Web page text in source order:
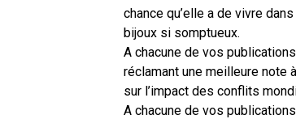
chance qu’elle a de vivre
bijoux si somptueux.
A chacune de vos
réclamant une meilleure note
sur l’impact des conflits
A chacune de vos